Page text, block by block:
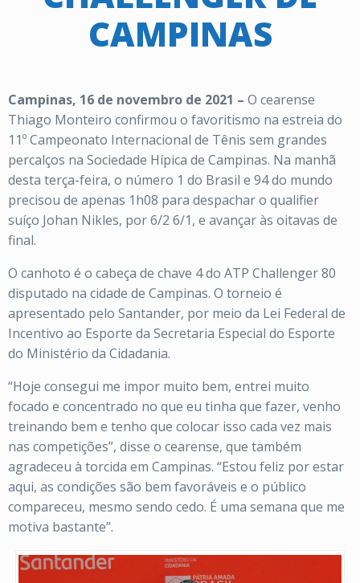
CAMPINAS
Campinas, 16 de novembro de 2021 – O cearense
Thiago Monteiro confirmou o favoritismo na estreia do
11º Campeonato Internacional de Tênis sem grandes
percalços na Sociedade Hípica de Campinas. Na manhã
desta terça-feira, o número 1 do Brasil e 94 do mundo
precisou de apenas 1h08 para despachar o qualifier
suíço Johan Nikles, por 6/2 6/1, e avançar às oitavas de
final.
O canhoto é o cabeça de chave 4 do ATP Challenger 80
disputado na cidade de Campinas. O torneio é
apresentado pelo Santander, por meio da Lei Federal de
Incentivo ao Esporte da Secretaria Especial do Esporte
do Ministério da Cidadania.
“Hoje consegui me impor muito bem, entrei muito
focado e concentrado no que eu tinha que fazer, venho
treinando bem e tenho que colocar isso cada vez mais
nas competições”, disse o cearense, que também
agradeceu à torcida em Campinas. “Estou feliz por estar
aqui, as condições são bem favoráveis e o público
compareceu, mesmo sendo cedo. É uma semana que me
motiva bastante”.